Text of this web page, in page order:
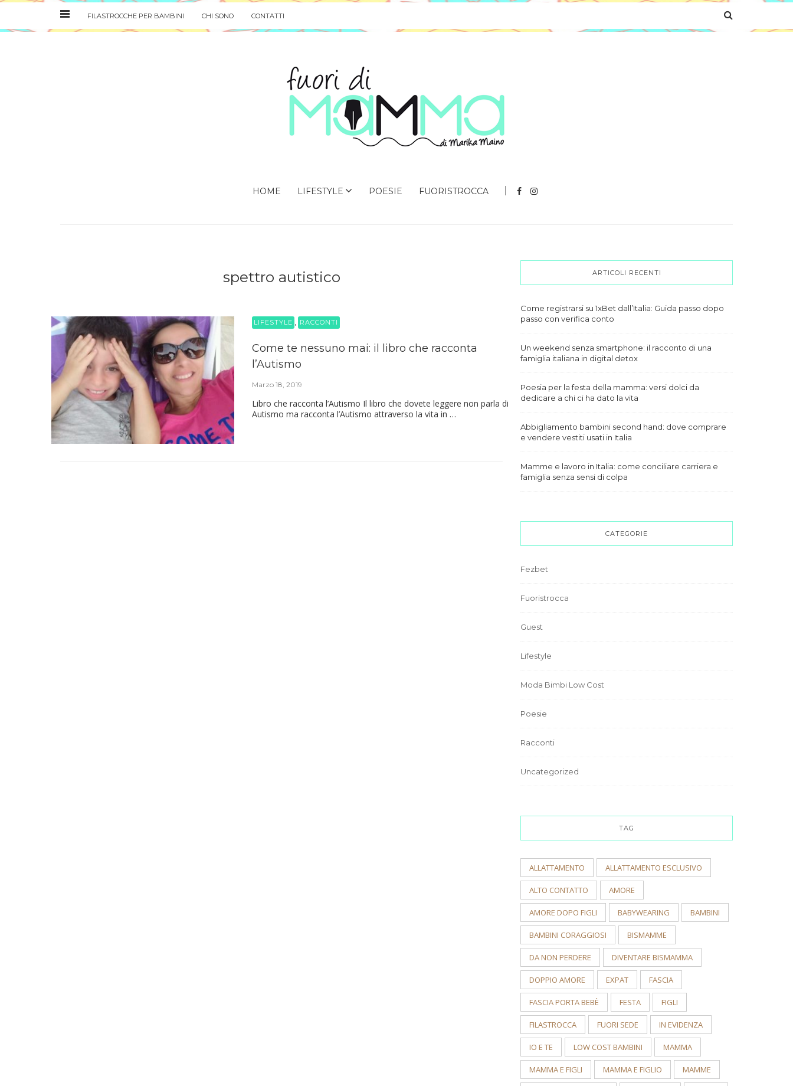
FILASTROCCHE PER BAMBINI CHI SONO CONTATTI
HOME LIFESTYLE POESIE FUORISTROCCA
spettro autistico
LIFESTYLE RACCONTI
Come te nessuno mai: il libro che racconta
l’Autismo
Marzo 18, 2019
Libro che racconta l’Autismo Il libro che dovete leggere non parla di
Autismo ma racconta l’Autismo attraverso la vita in …
ARTICOLI RECENTI
Come registrarsi su 1xBet dall’Italia: Guida passo dopo
passo con verifica conto
Un weekend senza smartphone: il racconto di una
famiglia italiana in digital detox
Poesia per la festa della mamma: versi dolci da
dedicare a chi ci ha dato la vita
Abbigliamento bambini second hand: dove comprare
e vendere vestiti usati in Italia
Mamme e lavoro in Italia: come conciliare carriera e
famiglia senza sensi di colpa
CATEGORIE
Fezbet
Fuoristrocca
Guest
Lifestyle
Moda Bimbi Low Cost
Poesie
Racconti
Uncategorized
TAG
ALLATTAMENTO ALLATTAMENTO ESCLUSIVO
ALTO CONTATTO AMORE
AMORE DOPO FIGLI BABYWEARING BAMBINI
BAMBINI CORAGGIOSI BISMAMME
DA NON PERDERE DIVENTARE BISMAMMA
DOPPIO AMORE EXPAT FASCIA
FASCIA PORTA BEBÈ FESTA FIGLI
FILASTROCCA FUORI SEDE IN EVIDENZA
IO E TE LOW COST BAMBINI MAMMA
MAMMA E FIGLI MAMMA E FIGLIO MAMME